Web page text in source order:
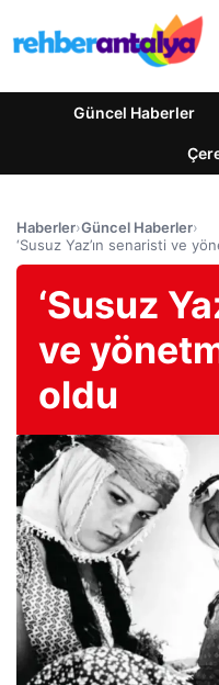
Güncel Haberler
Haberler›Güncel Haberler›
‘Susuz Yaz’ın senaristi ve
‘Susuz
ve
oldu